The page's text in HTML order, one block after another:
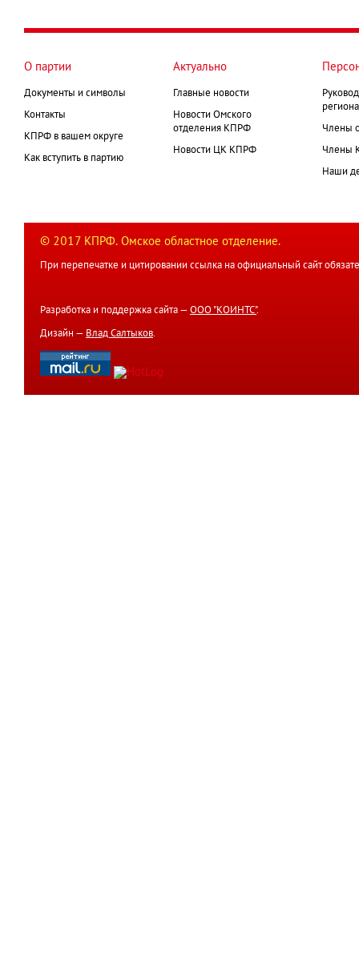
О партии
Документы и символы
Контакты
КПРФ в вашем округе
Как вступить в партию
Актуально
Главные новости
Новости Омского
отделения КПРФ
Новости ЦК КПРФ
Члены
Члены
Наши
© 2017 КПРФ. Омское областное отделение.
При перепечатке и цитировании ссылка на официальный сайт
Разработка и поддержка сайта — ООО "КОИНТС".
Дизайн — Влад Салтыков.